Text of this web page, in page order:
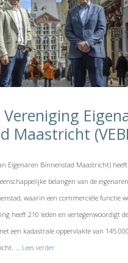
Maastricht
Eigenaren Binnenstad Maastricht)
belangen van de
waarin een commerciële functie
heeft 210 leden en vertegenwoordigt
een kadastrale oppervlakte van
… Lees verder